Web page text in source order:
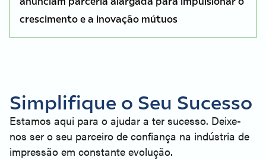
crescimento e a inovação mútuos
Simplifique o Seu Sucesso
Estamos aqui para o ajudar a ter sucesso. Deixe-
nos ser o seu parceiro de confiança na indústria de
impressão em constante evolução.